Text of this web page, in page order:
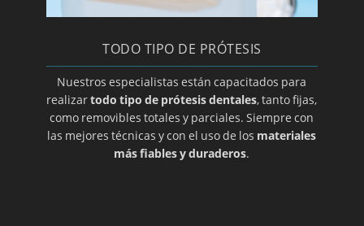
Método Gerber para elección de prótesis
Mucocele
Opte por prótesis removibles
Ortodoncia de contención
Ortodoncia para adolescentes
TODO TIPO DE PRÓTESIS
Nuestros especialistas están capacitados para
realizartodo tipo de prótesis dentales, tanto fijas,
como removibles totales y parciales. Siempre con
las mejores técnicas y con el uso de los materiales
más fiables y duraderos.